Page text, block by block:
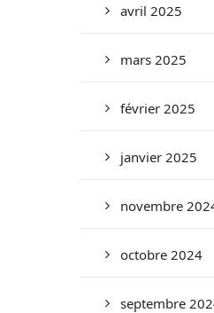
avril 2025
mars 2025
février 2025
janvier 2025
novembre
octobre 2024
septembre